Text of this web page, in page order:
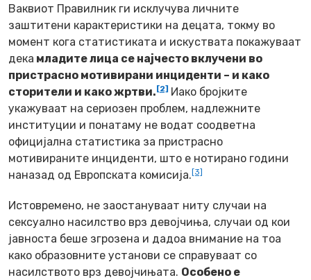
Ваквиот Правилник ги исклучува личните
заштитени карактеристики на децата, токму во
момент кога статистиката и искуствата покажуваат
дека младите лица се најчесто вклучени во
пристрасно мотивирани инциденти – и како
сторители и како жртви. [2] Иако бројките
укажуваат на сериозен проблем, надлежните
институции и понатаму не водат соодветна
официјална статистика за пристрасно
мотивираните инциденти, што е нотирано години
наназад од Европската комисија. [3]
Истовремено, не заостануваат ниту случаи на
сексуално насилство врз девојчиња, случаи од кои
јавноста беше згрозена и дадоа внимание на тоа
како образовните установи се справуваат со
насилството врз девојчињата. Особено е